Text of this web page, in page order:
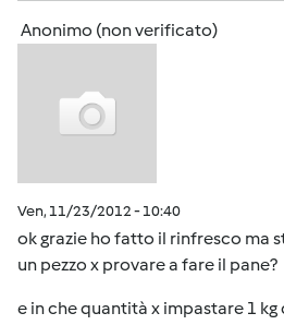
Anonimo (non verificato)
Ven, 11/23/2012 - 10:40
ok grazie ho fatto il rinfresco ma
un pezzo x provare a fare il pane?
e in che quantità x impastare 1 kg